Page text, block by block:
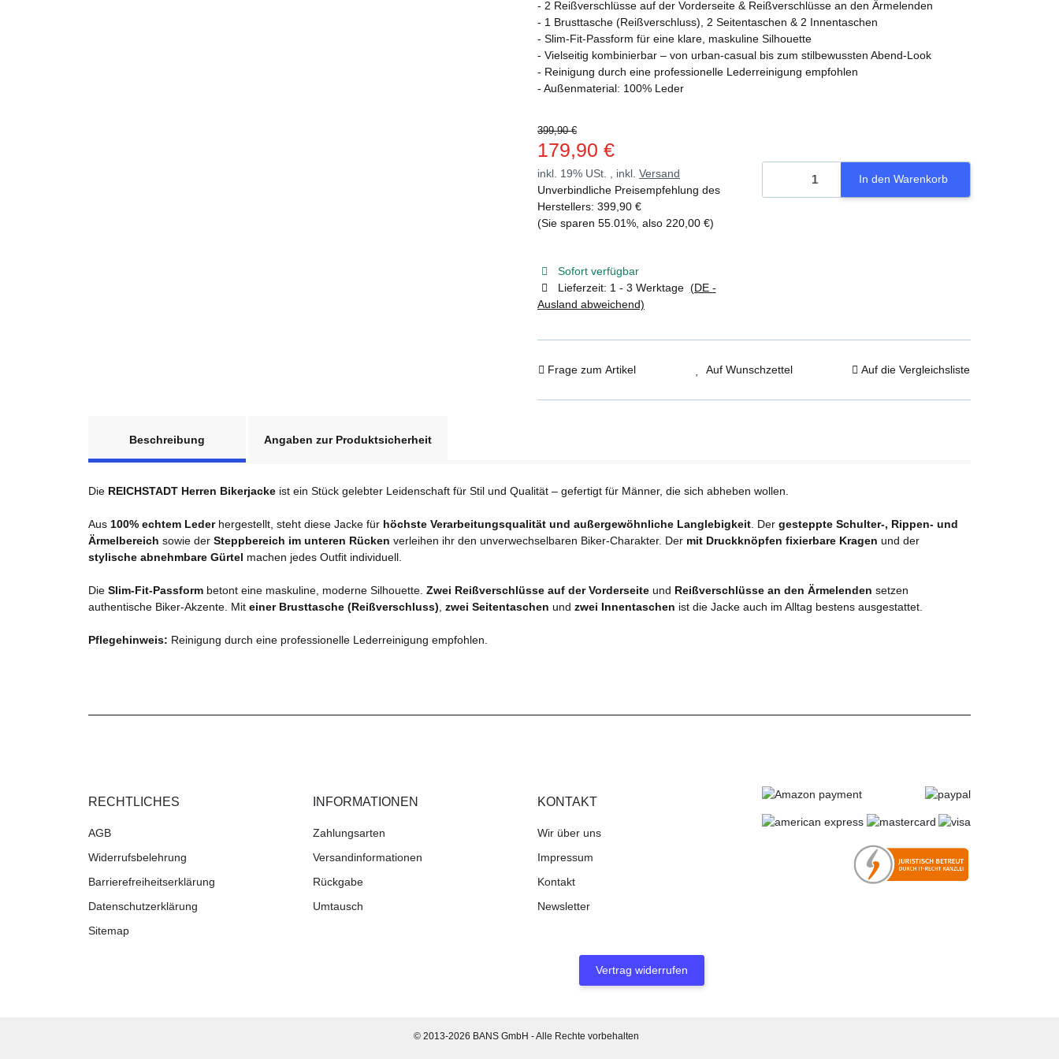
- 2 Reißverschlüsse auf der Vorderseite & Reißverschlüsse an den Ärmelenden
- 1 Brusttasche (Reißverschluss), 2 Seitentaschen & 2 Innentaschen
- Slim-Fit-Passform für eine klare, maskuline Silhouette
- Vielseitig kombinierbar – von urban-casual bis zum stilbewussten Abend-Look
- Reinigung durch eine professionelle Lederreinigung empfohlen
- Außenmaterial: 100% Leder
399,90 €
179,90 €
inkl. 19% USt. , inkl. Versand
Unverbindliche Preisempfehlung des
Herstellers: 399,90 €
(Sie sparen 55.01% , also 220,00 €)
Sofort verfügbar
Lieferzeit: 1 - 3 Werktage (DE -
Ausland abweichend)
In den Warenkorb
Frage zum Artikel Auf Wunschzettel Auf die Vergleichsliste
Beschreibung
Angaben zur Produktsicherheit
Die REICHSTADT Herren Bikerjacke ist ein Stück gelebter Leidenschaft für Stil und Qualität – gefertigt für Männer, die sich abheben wollen.
Aus 100% echtem Lederhergestellt, steht diese Jacke für höchste Verarbeitungsqualität und außergewöhnliche Langlebigkeit . Der gesteppte Schulter-, Rippen- und
Ärmelbereich sowie der Steppbereich im unteren Rücken verleihen ihr den unverwechselbaren Biker-Charakter. Der mit Druckknöpfen fixierbare Kragen und der
stylische abnehmbare Gürtel machen jedes Outfit individuell.
Die Slim-Fit-Passform betont eine maskuline, moderne Silhouette. Zwei Reißverschlüsse auf der Vorderseite und Reißverschlüsse an den Ärmelenden setzen
authentische Biker-Akzente. Mit einer Brusttasche (Reißverschluss) zwei Seitentaschen und zwei Innentaschen ist die Jacke auch im Alltag bestens ausgestattet.
Pflegehinweis: Reinigung durch eine professionelle Lederreinigung empfohlen.
RECHTLICHES
AGB
Widerrufsbelehrung
Barrierefreiheitserklärung
Datenschutzerklärung
Sitemap
INFORMATIONEN
Zahlungsarten
Versandinformationen
Rückgabe
Umtausch
KONTAKT
Wir über uns
Impressum
Kontakt
Newsletter
Vertrag widerrufen
© 2013-2026 BANS GmbH - Alle Rechte vorbehalten